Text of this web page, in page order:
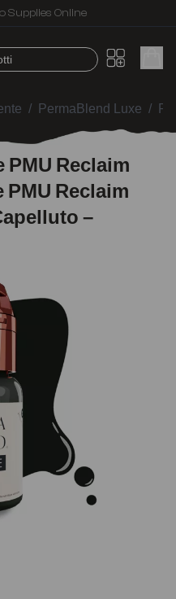
Supplies Online
/ PermaBlend Luxe /
PMU Reclaim
Reclaim
–